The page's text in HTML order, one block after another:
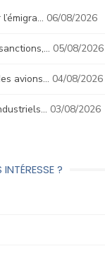
06/08/2026
05/08/2026
avions… 04/08/2026
03/08/2026
?